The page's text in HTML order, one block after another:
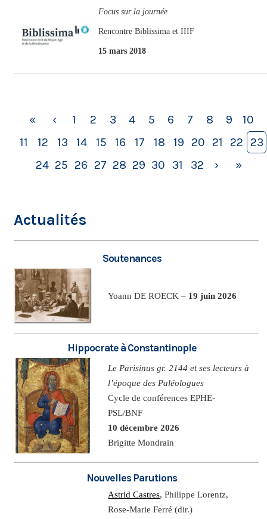
Focus sur la journée
Rencontre Biblissima et IIIF
15 mars 2018
« ‹ 1 2 3 4 5 6 7 8 9
10
11
12 13 14 15 16 17 18 19 20 21 22
23
24 25 26 27 28 29 30 31 32 › »
Actualités
Soutenances
Yoann DE ROECK – 19 juin 2026
Hippocrate à Constantinople
Le Parisinus gr. 2144 et ses lecteurs à
l’époque des Paléologues
Cycle de conférences EPHE-
PSL/BNF
10 décembre 2026
Brigitte Mondrain
Nouvelles Parutions
Astrid Castres, Philippe Lorentz,
Rose-Marie Ferré (dir.)